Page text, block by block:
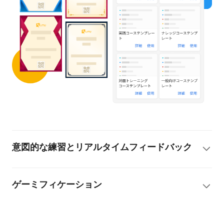
意図的な練習とリアルタイムフィードバック
ゲーミフィケーション